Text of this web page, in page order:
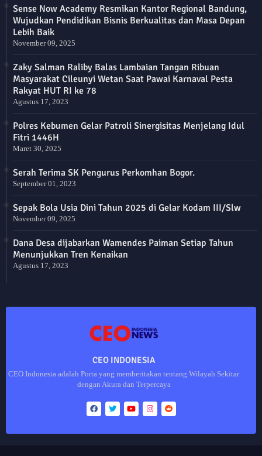
Sense Now Academy Resmikan Kantor Regional Bandung,
Wujudkan Pendidikan Bisnis Berkualitas dan Masa Depan
Lebih Baik
November 09, 2025
Zaky Salman Raliby Balas Lambaian Tangan Ribuan
Masyarakat Cileunyi Wetan Saat Pawai Karnaval Pesta
Rakyat HUT RI ke 78
Agustus 17, 2023
Polres Kebumen Gelar Patroli Sinergisitas Menjelang Idul
Fitri 1446H
Maret 30, 2025
Serah Terima SK Pengurus Perkomhan Bogor.
September 01, 2023
Sepak Bola Usia Dini Tahun 2025 di Gelar Kodam III/Slw
November 09, 2025
Dana Desa dijabarkan Wamendes Paiman Setiap Tahun
Menunjukkan Tren Kenaikan
Agustus 17, 2023
CEO INDONESIA
CEO Indonesia adalah Porta yang memberitakan tentang Wilayah Sekitar
dengan Akura dan Terpercaya